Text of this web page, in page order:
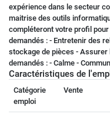
expérience dans le secteur
maitrise des outils
compléteront votre profil
demandés : - Entretenir des
stockage de pièces -
demandés : - Calme -
Caractéristiques de
Catégorie
emploi
Vente